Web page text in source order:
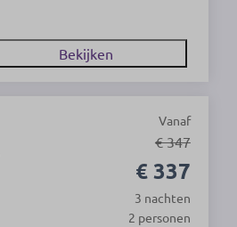
Bekijken
Vanaf
€ 347
€ 337
3 nachten
2 personen